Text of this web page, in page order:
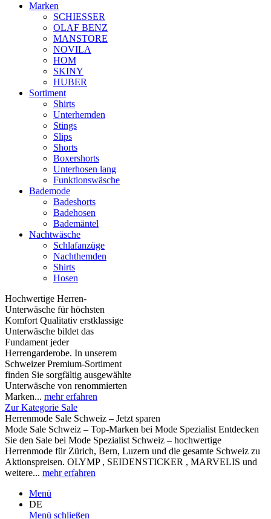
Marken
SCHIESSER
OLAF BENZ
MANSTORE
NOVILA
HOM
SKINY
HUBER
Sortiment
Shirts
Unterhemden
Stings
Slips
Shorts
Boxershorts
Unterhosen lang
Funktionswäsche
Bademode
Badeshorts
Badehosen
Bademäntel
Nachtwäsche
Schlafanzüge
Nachthemden
Shirts
Hosen
Hochwertige Herren-
Unterwäsche für höchsten
Komfort Qualitativ erstklassige
Unterwäsche bildet das
Fundament jeder
Herrengarderobe. In unserem
Schweizer Premium-Sortiment
finden Sie sorgfältig ausgewählte
Unterwäsche von renommierten
Marken... mehr erfahren
Zur Kategorie Sale
Herrenmode Sale Schweiz – Jetzt sparen
Mode Sale Schweiz – Top-Marken bei Mode Spezialist Entdecken
Sie den Sale bei Mode Spezialist Schweiz – hochwertige
Herrenmode für Zürich, Bern, Luzern und die gesamte Schweiz zu
Aktionspreisen. OLYMP , SEIDENSTICKER , MARVELIS und
weitere... mehr erfahren
Menü
DE
Menü schließen